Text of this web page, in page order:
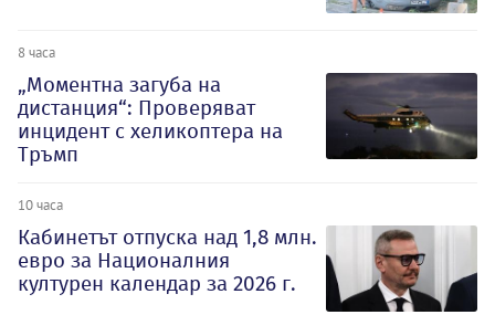
8 часа
„Моментна загуба на
дистанция“: Проверяват
инцидент с хеликоптера на
Тръмп
10 часа
Кабинетът отпуска над 1,8 млн.
евро за Националния
културен календар за 2026 г.